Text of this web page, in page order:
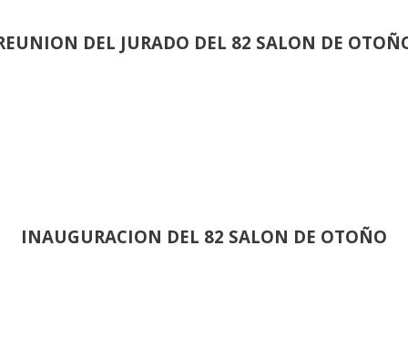
DEL JURADO DEL 82 SALON DE
INAUGURACION DEL 82 SALON DE OTOÑO